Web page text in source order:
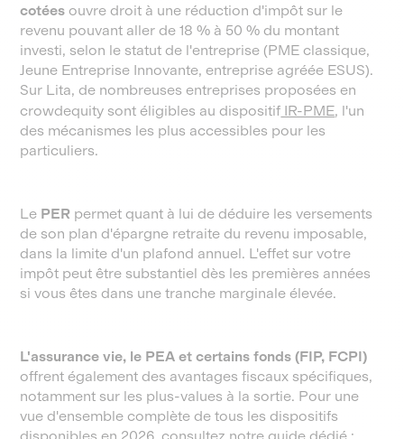
cotées ouvre droit à une réduction d'impôt sur le
revenu pouvant aller de 18 % à 50 % du montant
investi, selon le statut de l'entreprise (PME classique,
Jeune Entreprise Innovante, entreprise agréée ESUS).
Sur Lita, de nombreuses entreprises proposées en
crowdequity sont éligibles au dispositif IR-PME, l'un
des mécanismes les plus accessibles pour les
particuliers.
Le PER permet quant à lui de déduire les versements
de son plan d'épargne retraite du revenu imposable,
dans la limite d'un plafond annuel. L'effet sur votre
impôt peut être substantiel dès les premières années
si vous êtes dans une tranche marginale élevée.
L'assurance vie, le PEA et certains fonds (FIP, FCPI)
offrent également des avantages fiscaux spécifiques,
notamment sur les plus-values à la sortie. Pour une
vue d'ensemble complète de tous les dispositifs